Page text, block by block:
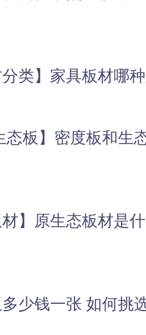
分类】家具板材哪
少钱一张 如何挑